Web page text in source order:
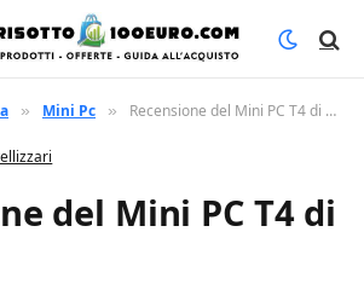
» Mini Pc » Recensione del Mini PC T4 di Beelink
del Mini PC T4 di